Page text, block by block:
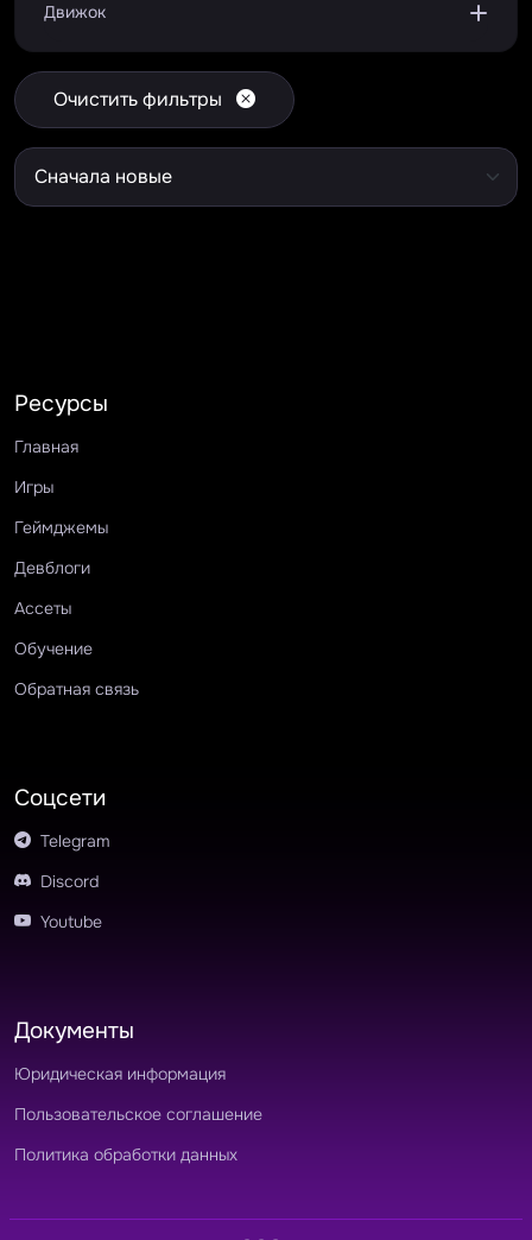
Движок
Очистить фильтры
Ресурсы
Главная
Игры
Геймджемы
Девблоги
Ассеты
Обучение
Обратная связь
Соцсети
Telegram
Discord
Youtube
Документы
Юридическая информация
Пользовательское соглашение
Политика обработки данных